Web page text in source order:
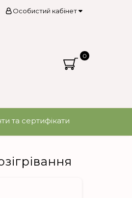
Особистий кабінет
0
та сертифікати